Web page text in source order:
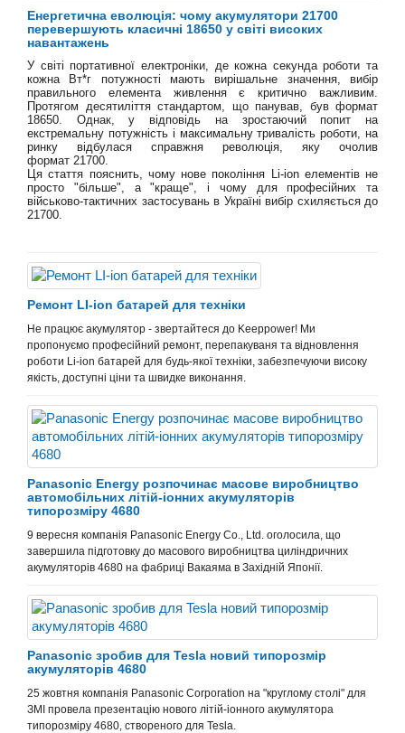
Енергетична еволюція: чому акумулятори 21700
перевершують класичні 18650 у світі високих
навантажень
У світі портативної електроніки, де кожна секунда роботи та
кожна Вт*г потужності мають вирішальне значення, вибір
правильного елемента живлення є критично важливим.
Протягом десятиліття стандартом, що панував, був формат
18650. Однак, у відповідь на зростаючий попит на
екстремальну потужність і максимальну тривалість роботи, на
ринку відбулася справжня революція, яку очолив
формат 21700.
Ця стаття пояснить, чому нове покоління Li-ion елементів не
просто "більше", а "краще", і чому для професійних та
військово-тактичних застосувань в Україні вибір схиляється до
21700.
Ремонт LI-ion батарей для техніки
Не працює акумулятор - звертайтеся до Keeppower! Ми
пропонуємо професійний ремонт, перепакуваня та відновлення
роботи Li-ion батарей для будь-якої техніки, забезпечуючи високу
якість, доступні ціни та швидке виконання.
Panasonic Energy розпочинає масове виробництво
автомобільних літій-іонних акумуляторів
типорозміру 4680
9 вересня компанія Panasonic Energy Co., Ltd. оголосила, що
завершила підготовку до масового виробництва циліндричних
акумуляторів 4680 на фабриці Вакаяма в Західній Японії.
Panasonic зробив для Tesla новий типорозмір
акумуляторів 4680
25 жовтня компанія Panasonic Corporation на "круглому столі" для
ЗМІ провела презентацію нового літій-іонного акумулятора
типорозміру 4680, створеного для Tesla.